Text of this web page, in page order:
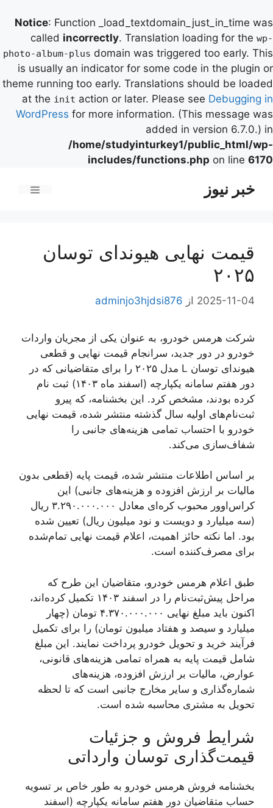
Notice: Function _load_textdomain_just_in_time was
called incorrectly. Translation loading for the wp-
photo-album-plus domain was triggered too early. This
is usually an indicator for some code in the plugin or
theme running too early. Translations should be loaded
at the init action or later. Please see Debugging in
WordPress for more information. (This message was
added in version 6.7.0.) in
/home/studyinturkey1/public_html/wp-
includes/functions.php on line 6170
خبر نیوز
قیمت نهایی هیوندای توسان
۲۰۲۵
2025-11-04 از adminjo3hjdsi876
شرکت هرمس خودرو، به عنوان یکی از مجریان واردات
خودرو در دور جدید، سرانجام قیمت نهایی و قطعی
هیوندای توسان L مدل ۲۰۲۵ را برای متقاضیانی که در
دور هفتم سامانه یکپارچه (اسفند ماه ۱۴۰۳) ثبت نام
کرده بودند، مشخص کرد. این بخشنامه، که پیرو
ثبت‌نام‌های اولیه سال گذشته منتشر شده، قیمت نهایی
خودرو با احتساب تمامی هزینه‌های جانبی را
شفاف‌سازی می‌کند.
بر اساس اطلاعات منتشر شده، قیمت پایه (قطعی بدون
مالیات بر ارزش افزوده و هزینه‌های جانبی) این
کراس‌اوور محبوب کره‌ای معادل ۳.۲۹۰.۰۰۰.۰۰۰ ریال
(سه میلیارد و دویست و نود میلیون ریال) تعیین شده
بود. اما نکته حائز اهمیت، اعلام قیمت نهایی تمام‌شده
برای مصرف‌کننده است.
طبق اعلام هرمس خودرو، متقاضیان این طرح که
مراحل پیش‌ثبت‌نام را در اسفند ۱۴۰۳ تکمیل کرده‌اند،
اکنون باید مبلغ نهایی ۴.۳۷۰.۰۰۰.۰۰۰ تومان (چهار
میلیارد و سیصد و هفتاد میلیون تومان) را برای تکمیل
فرآیند خرید و تحویل خودرو پرداخت نمایند. این مبلغ
شامل قیمت پایه به همراه تمامی هزینه‌های قانونی،
عوارض، مالیات بر ارزش افزوده، هزینه‌های
شماره‌گذاری و سایر مخارج جانبی است که تا لحظه
تحویل به مشتری محاسبه شده است.
شرایط فروش و جزئیات
قیمت‌گذاری توسان وارداتی
بخشنامه فروش هرمس خودرو به طور خاص بر تسویه
حساب متقاضیان دور هفتم سامانه یکپارچه (اسفند